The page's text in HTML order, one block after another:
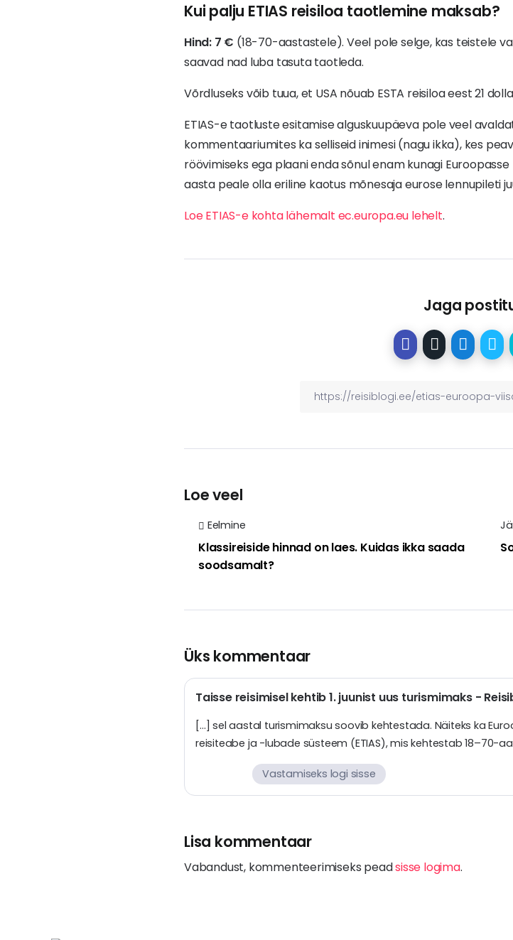
Kui palju ETIAS reisiloa taotlemine maksab?
Hind: 7 € (18-70-aastastele). Veel pole selge, kas teistele
saavad nad luba tasuta taotleda.
Võrdluseks võib tuua, et USA nõuab ESTA reisiloa eest 21
ETIAS-e taotluste esitamise alguskuupäeva pole veel
kommentaariumites ka selliseid inimesi (nagu ikka), kes
röövimiseks ega plaani enda sõnul enam kunagi
aasta peale olla eriline kaotus mõnesaja eurose lennupileti
Loe ETIAS-e kohta lähemalt ec.europa.eu lehelt.
Jaga
Loe veel
Eelmine
Klassireiside hinnad on laes. Kuidas ikka saada
soodsamalt?
Üks kommentaar
Taisse reisimisel kehtib 1. juunist uus turismimaks -
[…] sel aastal turismimaksu soovib kehtestada. Näiteks ka
reisiteabe ja -lubade süsteem (ETIAS), mis kehtestab 18–70-
Vastamiseks logi sisse
Lisa kommentaar
Vabandust, kommenteerimiseks peadsisse logima.